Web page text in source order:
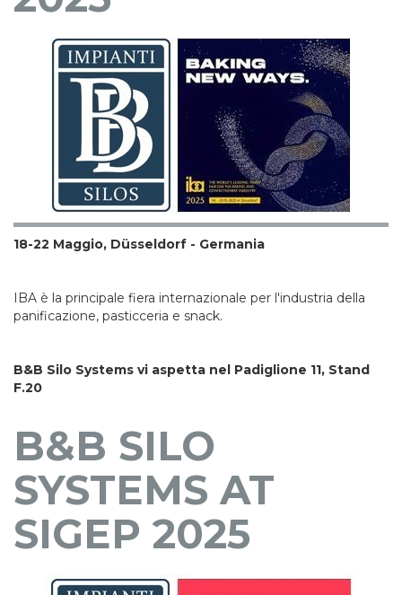
18-22 Maggio, Düsseldorf - Germania
IBA è la principale fiera internazionale per l'industria della
panificazione, pasticceria e snack.
B&B Silo Systems vi aspetta nel Padiglione 11, Stand
F.20
B&B SILO
SYSTEMS AT
SIGEP 2025